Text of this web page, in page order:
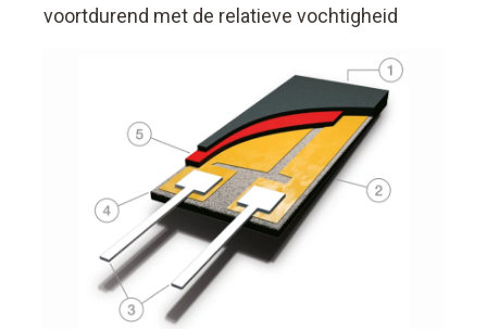
voortdurend met de relatieve vochtigheid